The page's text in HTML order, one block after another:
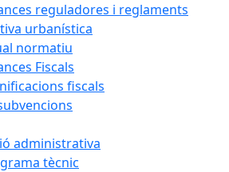
reguladores i reglaments
urbanística
normatiu
Fiscals
fiscals
administrativa
tècnic